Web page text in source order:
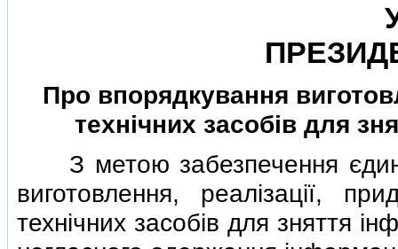
Про впорядкування
технiчних засобiв для
З метою забезпечення
виготовлення, реалiзацiї,
технiчних засобiв для зняття